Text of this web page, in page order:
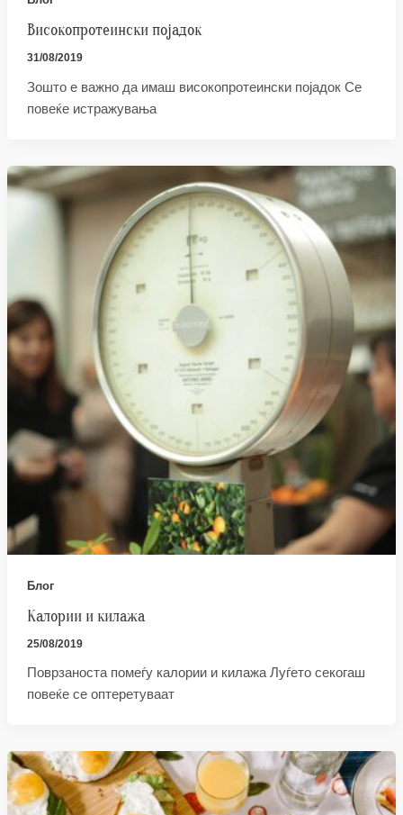
Високопротеински појадок
31/08/2019
Зошто е важно да имаш високопротеински појадок Се
повеќе истражувања
Блог
Калории и килажа
25/08/2019
Поврзаноста помеѓу калории и килажа Луѓето секогаш
повеќе се оптеретуваат